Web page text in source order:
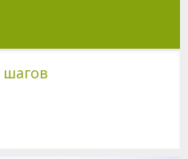
шагов